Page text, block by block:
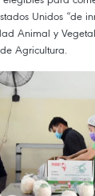
Unidos “de
Animal y
Agricultura.